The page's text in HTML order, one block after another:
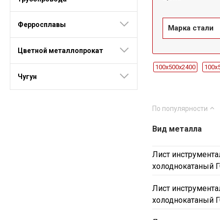
Ферросплавы
Цветной металлопрокат
Чугун
Марка стали
100x500х2400
16x1500х2220
20x1500х6000
3x1000х2000
50x550-650х3000-4000
60x1000-1100х1270
По популярности
Вид металла
Лист
холоднокатаный
Лист
холоднокатаный